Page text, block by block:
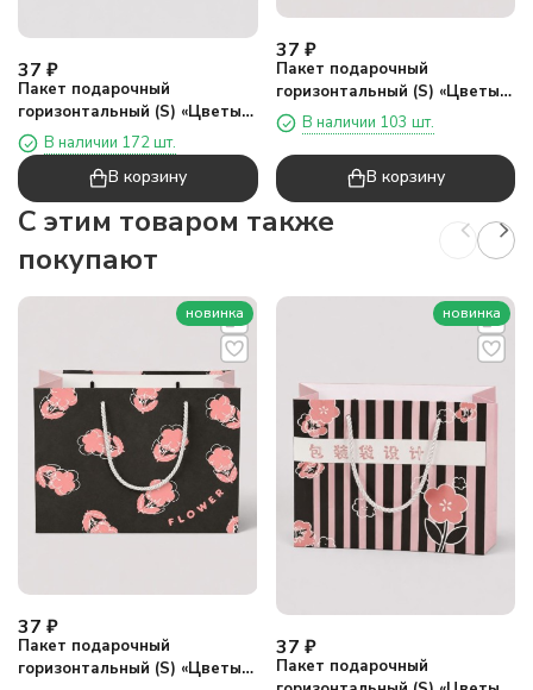
37 ₽
Пакет подарочный
горизонтальный (S) «Цветы
один», розовый
(19,5*14,5*8,5)
В наличии 172 шт.
В корзину
37 ₽
Пакет подарочный
горизонтальный (S) «Цветы
три», черный (19,5*14,5*8,5)
В наличии 103 шт.
В корзину
C этим товаром также
покупают
новинка
37 ₽
Пакет подарочный
горизонтальный (S) «Цветы
новинка
37 ₽
Пакет подарочный